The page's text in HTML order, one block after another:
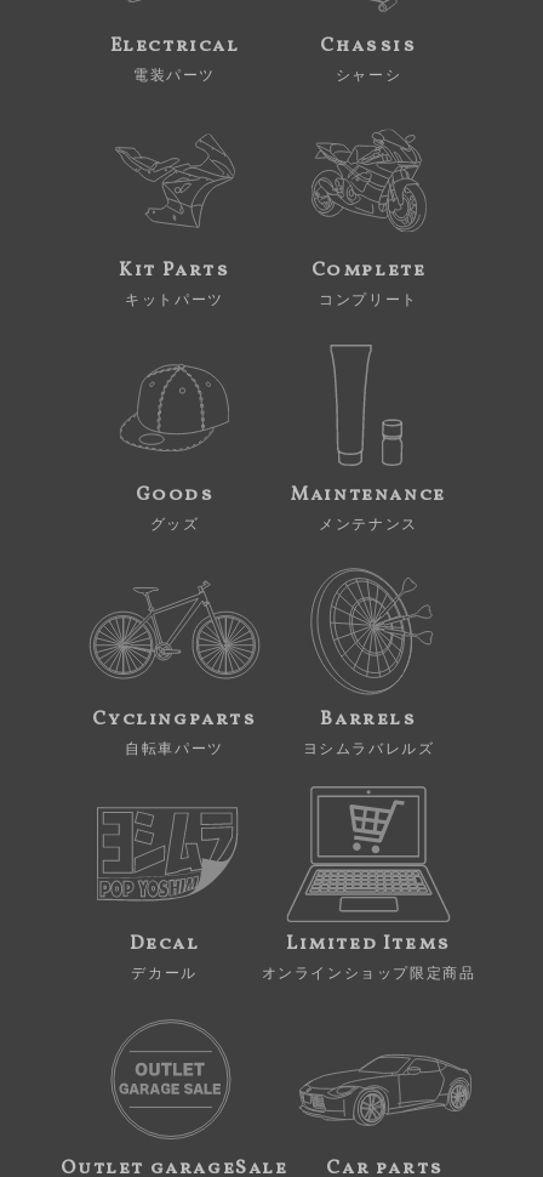
Electrical
電装パーツ
Chassis
シャーシ
Kit Parts
キットパーツ
Complete
コンプリート
Goods
グッズ
Maintenance
メンテナンス
Cyclingparts
自転車パーツ
Barrels
ヨシムラバレルズ
Decal
デカール
Limited Items
オンラインショップ限定商品
Outlet garageSale Car parts